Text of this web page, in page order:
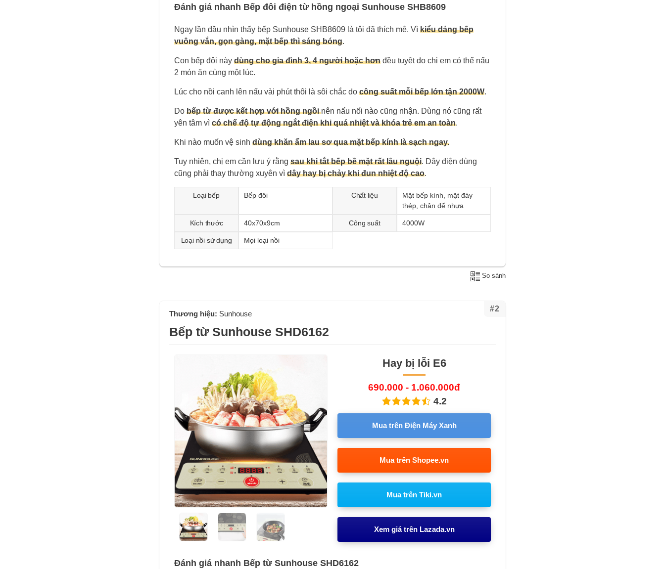
Đánh giá nhanh Bếp đôi điện từ hồng ngoại Sunhouse SHB8609
Ngay lần đầu nhìn thấy bếp Sunhouse SHB8609 là tôi đã thích mê. Vì kiểu dáng bếp
vuông vắn, gọn gàng, mặt bếp thì sáng bóng.
Con bếp đôi này dùng cho gia đình 3, 4 người hoặc hơn đều tuyệt do chị em có thể nấu
2 món ăn cùng một lúc.
Lúc cho nồi canh lên nấu vài phút thôi là sôi chắc do công suất mỗi bếp lớn tận 2000W.
Do bếp từ được kết hợp với hồng ngồi nên nấu nối nào cũng nhận. Dùng nó cũng rất
yên tâm vì có chế độ tự động ngắt điện khi quá nhiệt và khóa trẻ em an toàn.
Khi nào muốn vệ sinh dùng khăn ẩm lau sơ qua mặt bếp kính là sạch ngay.
Tuy nhiên, chị em cần lưu ý rằng sau khi tắt bếp bề mặt rất lâu nguội. Dây điện dùng
cũng phải thay thường xuyên vì dây hay bị chảy khi đun nhiệt độ cao.
Loại bếp Bếp đôi Chất liệu
Mặt bếp kính, mặt đáy
thép, chân đế nhựa
Kích thước 40x70x9cm Công suất 4000W
Loại nồi sử dụng Mọi loại nồi
So sánh
#2
Thương hiệu: Sunhouse
Bếp từ Sunhouse SHD6162
Hay bị lỗi E6
690.000 - 1.060.000đ
4.2
Mua trên Điện Máy Xanh
Mua trên Shopee.vn
Mua trên Tiki.vn
Xem giá trên Lazada.vn
Đánh giá nhanh Bếp từ Sunhouse SHD6162